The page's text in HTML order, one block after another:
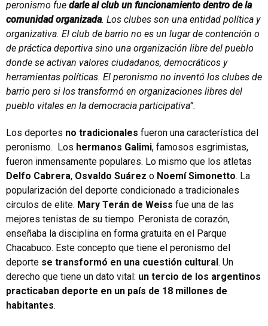
peronismo fue darle al club un funcionamiento dentro de la
comunidad organizada. Los clubes son una entidad política y
organizativa. El club de barrio no es un lugar de contención o
de práctica deportiva sino una organización libre del pueblo
donde se activan valores ciudadanos, democráticos y
herramientas políticas. El peronismo no inventó los clubes de
barrio pero si los transformó en organizaciones libres del
pueblo vitales en la democracia participativa”.
Los deportes no tradicionales fueron una característica del
peronismo. Los hermanos Galimi, famosos esgrimistas,
fueron inmensamente populares. Lo mismo que los atletas
Delfo Cabrera, Osvaldo Suárez o Noemí Simonetto. La
popularización del deporte condicionado a tradicionales
círculos de elite. Mary Terán de Weiss fue una de las
mejores tenistas de su tiempo. Peronista de corazón,
enseñaba la disciplina en forma gratuita en el Parque
Chacabuco. Este concepto que tiene el peronismo del
deporte se transformó en una cuestión cultural. Un
derecho que tiene un dato vital: un tercio de los argentinos
practicaban deporte en un país de 18 millones de
habitantes.